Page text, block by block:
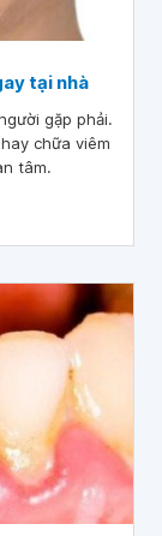
tại nhà
gặp phải.
chữa viêm
tâm.